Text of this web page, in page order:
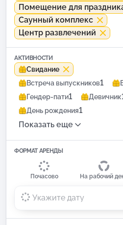
Помещение для
Саунный комплекс
Центр развлечений
АКТИВНОСТИ
Свидание
Встреча выпускников1
Гендер-пати1 Девичник
День рождения1
Показать еще
ФОРМАТ АРЕНДЫ
Почасово На рабочий
Укажите дату